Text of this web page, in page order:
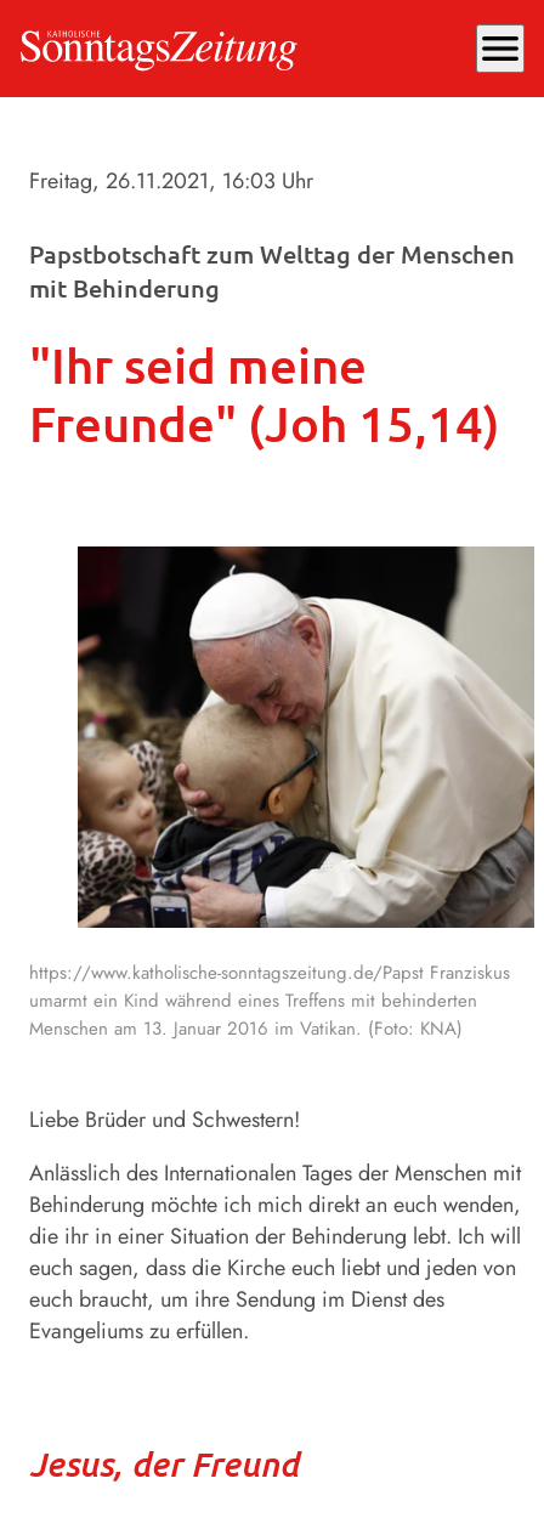
menu
Freitag, 26.11.2021, 16:03 Uhr
Papstbotschaft zum Welttag der Menschen
mit Behinderung
"Ihr seid meine
Freunde" (Joh 15,14)
https://www.katholische-sonntagszeitung.de/Papst Franziskus
umarmt ein Kind während eines Treffens mit behinderten
Menschen am 13. Januar 2016 im Vatikan. (Foto: KNA)
Liebe Brüder und Schwestern!
Anlässlich des Internationalen Tages der Menschen mit
Behinderung möchte ich mich direkt an euch wenden,
die ihr in einer Situation der Behinderung lebt. Ich will
euch sagen, dass die Kirche euch liebt und jeden von
euch braucht, um ihre Sendung im Dienst des
Evangeliums zu erfüllen.
Jesus, der Freund